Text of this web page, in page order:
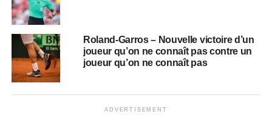
Roland-Garros – Nouvelle victoire d’un
joueur qu’on ne connaît pas contre un
joueur qu’on ne connaît pas
ADVERTISEMENT